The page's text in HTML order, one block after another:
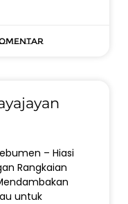
– Hiasi
Rangkaian
untuk